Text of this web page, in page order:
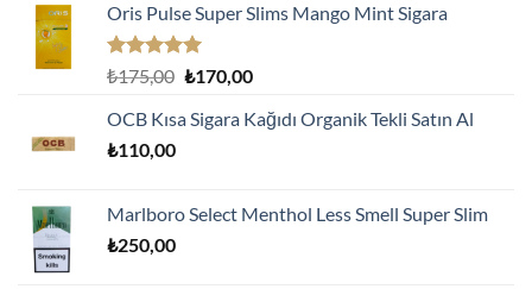
Oris Pulse Super Slims Mango Mint Sigara
5 üzerinden
oy
aldı
₺175,00 Orijinal
₺175,00.
₺170,00Şu
fiyat:
OCB Kısa Sigara Kağıdı Organik Tekli Satın Al
₺110,00
Marlboro Select Menthol Less Smell Super Slim
₺250,00